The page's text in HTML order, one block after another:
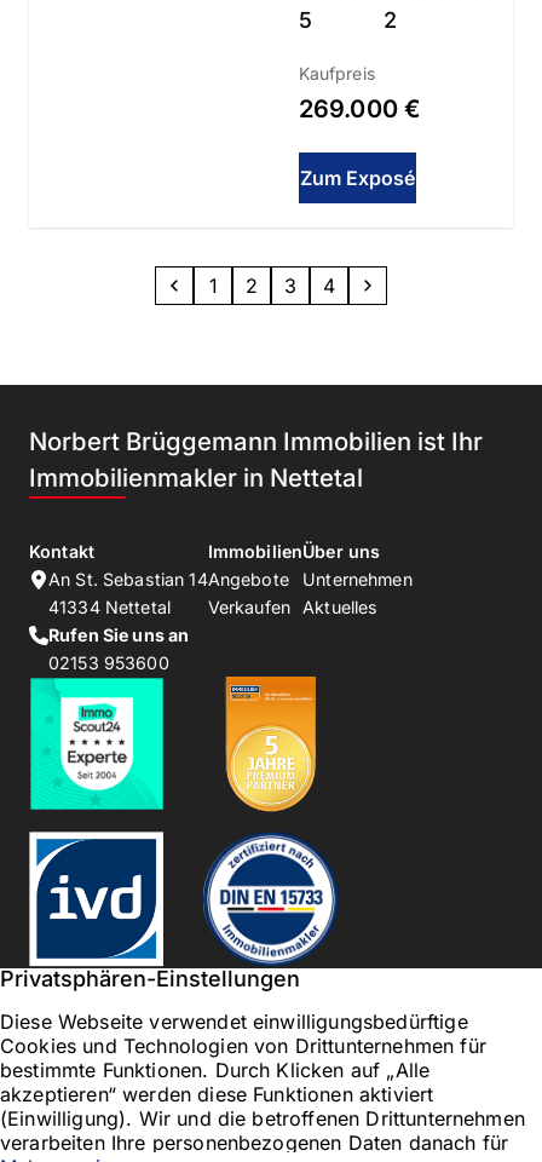
5 2
Kaufpreis
269.000 €
Zum Exposé
1 2 3 4
Norbert Brüggemann Immobilien ist Ihr
Immobilienmakler in Nettetal
Kontakt
An St. Sebastian 14
41334 Nettetal
Rufen Sie uns an
02153 953600
Immobilien
Angebote
Verkaufen
Über uns
Unternehmen
Aktuelles
Privatsphären-Einstellungen
Diese Webseite verwendet einwilligungsbedürftige
Cookies und Technologien von Drittunternehmen für
bestimmte Funktionen. Durch Klicken auf „Alle
akzeptieren“ werden diese Funktionen aktiviert
(Einwilligung). Wir und die betroffenen Drittunternehmen
verarbeiten Ihre personenbezogenen Daten danach für